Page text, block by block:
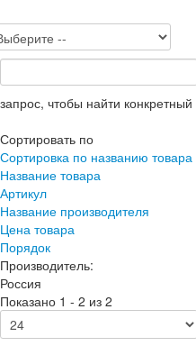
запрос, чтобы найти конкретный
Сортировать по
Сортировка по названию товара
Название товара
Артикул
Название производителя
Цена товара
Порядок
Производитель:
Россия
Показано 1 - 2 из 2